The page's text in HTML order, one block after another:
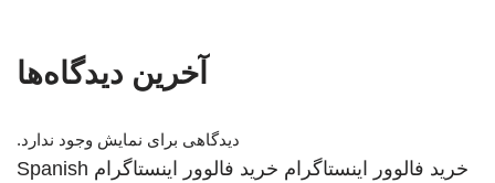
آخرین دیدگاه‌ها
دیدگاهی برای نمایش وجود ندارد.
خرید فالوور اینستاگرام خرید فالوور اینستاگرام Spanish